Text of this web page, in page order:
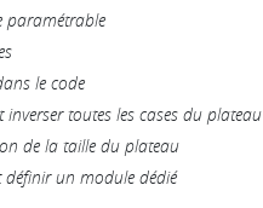
paramétrable
le code
toutes les cases du plateau
de la taille du plateau
définir un module dédié